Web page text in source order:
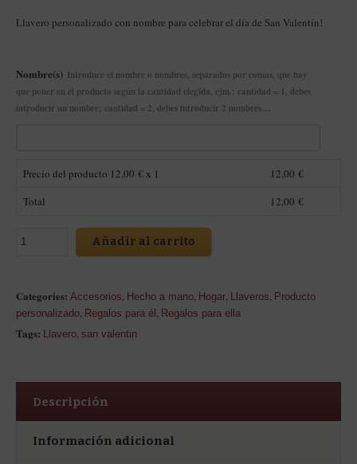
Llavero personalizado con nombre para celebrar el día de San Valentín!
Nombre(s) Introduce el nombre o nombres, separados por comas, que hay
que poner en el producto según la cantidad elegida, ejm.: cantidad = 1, debes
introducir un nombre; cantidad = 2, debes introducir 2 nombres....
Precio del producto 12,00 € x 1 12,00 €
Total
12,00 €
Añadir al carrito
Categories: Accesorios, Hecho a mano, Hogar, Llaveros, Producto
personalizado, Regalos para él , Regalos para ella
Tags: Llavero, san valentin
Descripción
Información adicional